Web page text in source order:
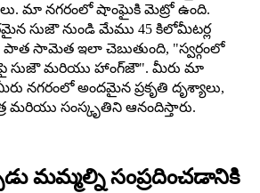
మా నగరంలో షాంఘైకి మెట్రో ఉంది.
సుజౌ నుండి మేము 45 కిలోమీటర్ల
సామెత ఇలా చెబుతుంది, "స్వర్గంలో
సుజౌ మరియు హాంగ్‌జౌ". మీరు మా
నగరంలో అందమైన ప్రకృతి దృశ్యాలు,
మరియు సంస్కృతిని ఆనందిస్తారు.
మమ్మల్ని సంప్రదించడానికి